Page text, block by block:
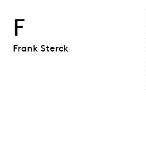
F
Frank Sterck